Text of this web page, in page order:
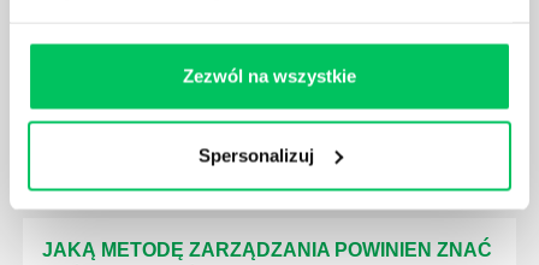
Zezwól na wszystkie
Spersonalizuj
JAKĄ METODĘ ZARZĄDZANIA POWINIEN ZNAĆ